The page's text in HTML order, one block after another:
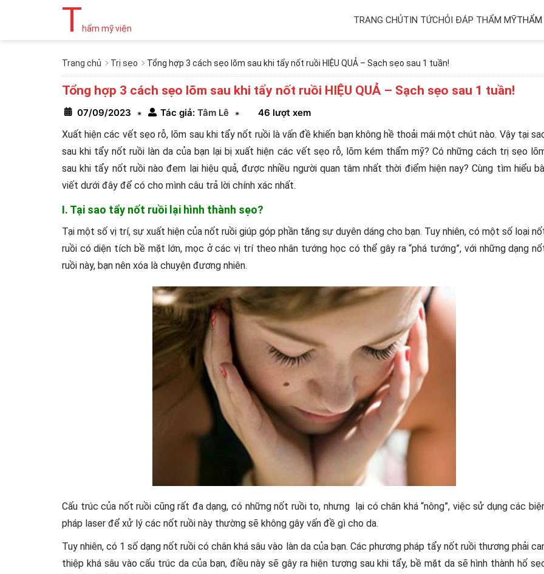
Thẩm mỹ viện
TRANG CHỦTIN TỨCHỎI ĐÁP THẨM MỸTHẨM
Trang chủ Trị sẹo Tổng hợp 3 cách sẹo lõm sau khi tẩy nốt ruồi HIỆU QUẢ – Sạch sẹo sau 1 tuần!
Tổng hợp 3 cách sẹo lõm sau khi tẩy nốt ruồi HIỆU QUẢ – Sạch sẹo sau 1 tuần!
07/09/2023 * Tác giả: Tâm Lê *
46 lượt xem
Xuất hiện các vết sẹo rỗ, lõm sau khi tẩy nốt ruồi là vấn đề khiến bạn không hề thoải mái một chút nào. Vậy tại
sau khi tẩy nốt ruồi làn da của bạn lại bị xuất hiện các vết sẹo rỗ, lõm kém thẩm mỹ? Có những cách trị sẹo
sau khi tẩy nốt ruồi nào đem lại hiệu quả, được nhiều người quan tâm nhất thời điểm hiện nay? Cùng tìm hiểu
viết dưới đây để có cho mình câu trả lời chính xác nhất.
I. Tại sao tẩy nốt ruồi lại hình thành sẹo?
Tại một số vị trí, sự xuất hiện của nốt ruồi giúp góp phần tăng sự duyên dáng cho bạn. Tuy nhiên, có một số loại
ruồi có diện tích bề mặt lớn, mọc ở các vị trí theo nhân tướng học có thể gây ra “phá tướng”, với những dạng
ruồi này, bạn nên xóa là chuyện đương nhiên.
Cấu trúc của nốt ruồi cũng rất đa dạng, có những nốt ruồi to, nhưng lại có chân khá “nông”, việc sử dụng các
pháp laser để xử lý các nốt ruồi này thường sẽ không gây vấn đề gì cho da.
Tuy nhiên, có 1 số dạng nốt ruồi có chân khá sâu vào làn da của bạn. Các phương pháp tẩy nốt ruồi thương phải
thiệp khá sâu vào cấu trúc da của bạn, điều này sẽ gây ra hiện tượng sau khi tẩy, bề mặt da sẽ hình thành hố